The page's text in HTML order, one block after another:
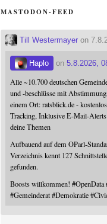
MASTODON-FEED
Till Westermayer on
Haplo on5.8.2026,
Alle ~10.700 deutschen
und -beschlüsse mit
einem Ort: ratsblick.de -
Tracking, Inklusive E-Mail-
deine Themen
Aufbauend auf dem OParl-
Verzeichnis kennt 127
gefunden.
Boosts willkommen!#OpenData
#Gemeinderat #Demokratie #